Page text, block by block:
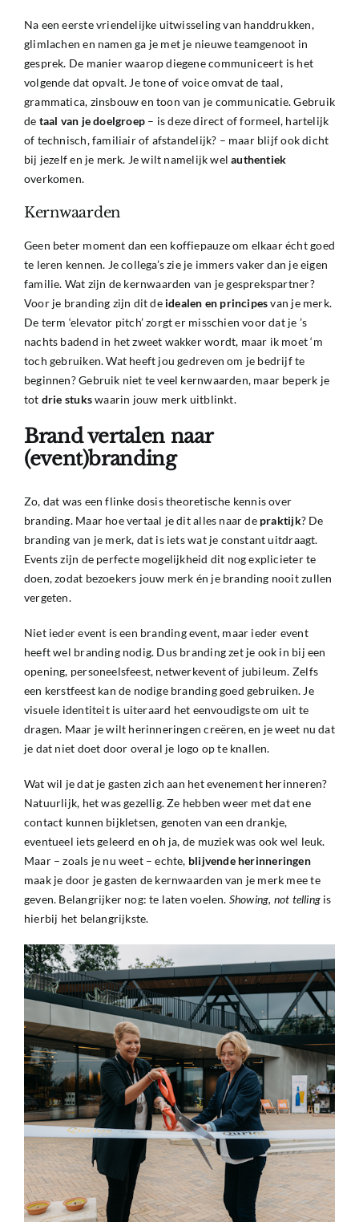
Na een eerste vriendelijke uitwisseling van handdrukken,
glimlachen en namen ga je met je nieuwe teamgenoot in
gesprek. De manier waarop diegene communiceert is het
volgende dat opvalt. Je tone of voice omvat de taal,
grammatica, zinsbouw en toon van je communicatie. Gebruik
de taal van je doelgroep – is deze direct of formeel, hartelijk
of technisch, familiair of afstandelijk? – maar blijf ook dicht
bij jezelf en je merk. Je wilt namelijk welauthentiek
overkomen.
Kernwaarden
Geen beter moment dan een koffiepauze om elkaar écht goed
te leren kennen. Je collega’s zie je immers vaker dan je eigen
familie. Wat zijn de kernwaarden van je gesprekspartner?
Voor je branding zijn dit de idealen en principesvan je merk.
De term ‘elevator pitch’ zorgt er misschien voor dat je ’s
nachts badend in het zweet wakker wordt, maar ik moet ‘m
toch gebruiken. Wat heeft jou gedreven om je bedrijf te
beginnen? Gebruik niet te veel kernwaarden, maar beperk je
tot drie stukswaarin jouw merk uitblinkt.
Brand vertalen naar
(event)branding
Zo, dat was een flinke dosis theoretische kennis over
branding. Maar hoe vertaal je dit alles naar de praktijk? De
branding van je merk, dat is iets wat je constant uitdraagt.
Events zijn de perfecte mogelijkheid dit nog explicieter te
doen, zodat bezoekers jouw merk én je branding nooit zullen
vergeten.
Niet ieder event is een branding event, maar ieder event
heeft wel branding nodig. Dus branding zet je ook in bij een
opening, personeelsfeest, netwerkevent of jubileum. Zelfs
een kerstfeest kan de nodige branding goed gebruiken. Je
visuele identiteit is uiteraard het eenvoudigste om uit te
dragen. Maar je wilt herinneringen creëren, en je weet nu dat
je dat niet doet door overal je logo op te knallen.
Wat wil je dat je gasten zich aan het evenement herinneren?
Natuurlijk, het was gezellig. Ze hebben weer met dat ene
contact kunnen bijkletsen, genoten van een drankje,
eventueel iets geleerd en oh ja, de muziek was ook wel leuk.
Maar – zoals je nu weet – echte, blijvende herinneringen
maak je door je gasten de kernwaarden van je merk mee te
geven. Belangrijker nog: te laten voelen. Showing, not telling is
hierbij het belangrijkste.